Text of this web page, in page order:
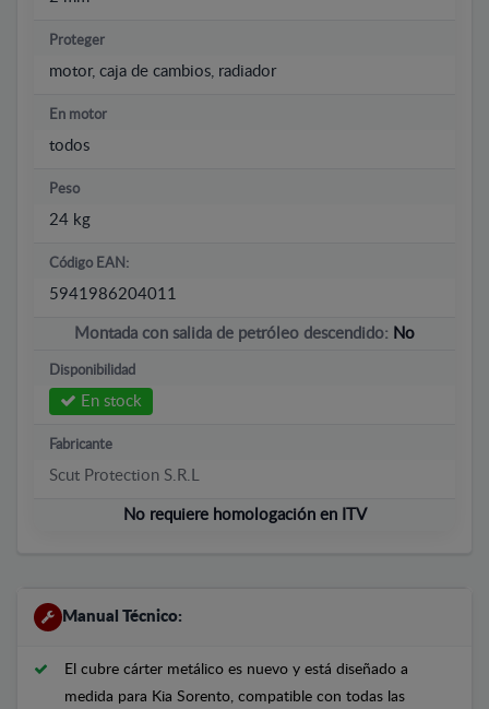
Proteger
motor, caja de cambios, radiador
En motor
todos
Peso
24 kg
Código EAN:
5941986204011
Montada con salida de petróleo descendido: No
Disponibilidad
En stock
Fabricante
Scut Protection S.R.L
No requiere homologación en ITV
Manual Técnico:
El cubre cárter metálico es nuevo y está diseñado a
medida para Kia Sorento, compatible con todas las